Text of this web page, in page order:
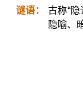
谜语：
古称“
隐喻、